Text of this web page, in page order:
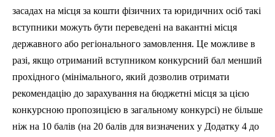
засадах на місця за кошти фізичних та юридичних осіб такі
вступники можуть бути переведені на вакантні місця
державного або регіонального замовлення. Це можливе в
разі, якщо отриманий вступником конкурсний бал менший
прохідного (мінімального, який дозволив отримати
рекомендацію до зарахування на бюджетні місця за цією
конкурсною пропозицією в загальному конкурсі) не більше
ніж на 10 балів (на 20 балів для визначених у Додатку 4 до